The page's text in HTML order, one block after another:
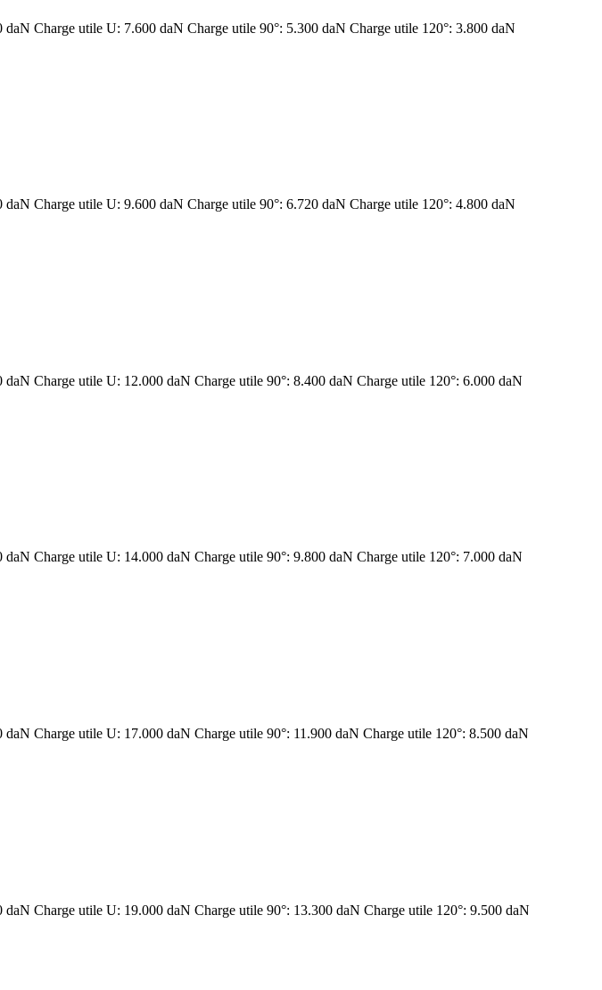
Charge utile U: 7.600 daN Charge utile 90°: 5.300 daN Charge utile 120°: 3.800 daN
Charge utile U: 9.600 daN Charge utile 90°: 6.720 daN Charge utile 120°: 4.800 daN
Charge utile U: 12.000 daN Charge utile 90°: 8.400 daN Charge utile 120°: 6.000 daN
Charge utile U: 14.000 daN Charge utile 90°: 9.800 daN Charge utile 120°: 7.000 daN
Charge utile U: 17.000 daN Charge utile 90°: 11.900 daN Charge utile 120°: 8.500 daN
Charge utile U: 19.000 daN Charge utile 90°: 13.300 daN Charge utile 120°: 9.500 daN